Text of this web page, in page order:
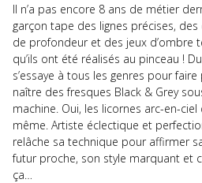
Il n’a pas encore 8 ans de métier
garçon tape des lignes précises,
de profondeur et des jeux d’ombre
qu’ils ont été réalisés au pinceau !
s’essaye à tous les genres pour
naître des fresques Black & Grey
machine. Oui, les licornes arc-en-
même. Artiste éclectique et
relâche sa technique pour affirmer
futur proche, son style marquant et
ça…